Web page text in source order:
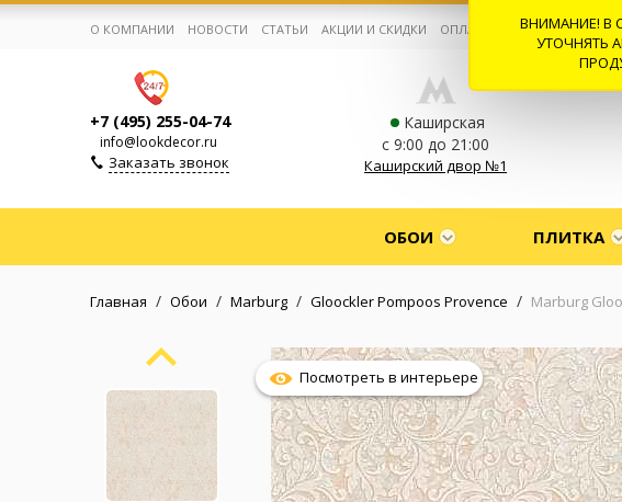
Корзина:0
Избранное:0 товаров
Каталог
Компания
Личный кабинет
О КОМПАНИИ НОВОСТИ СТАТЬИ АКЦИИ И СКИДКИ ОПЛАТА И ДОСТАВКА
+7 (495) 255-04-74
info@lookdecor.ru
Заказать звонок
Каширская
с 9:00 до 21:00
Каширский двор №1
ОБОИ ПЛИТКА
Главная / Обои / Marburg / Gloockler Pompoos Provence / Marburg
Посмотреть в интерьере
ВНИМАНИЕ! В
УТОЧНЯТЬ